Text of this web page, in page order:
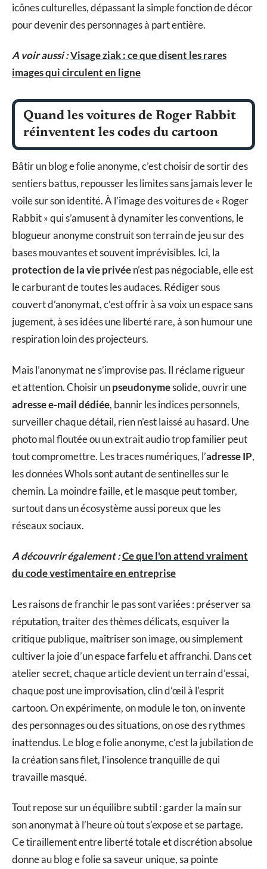
icônes culturelles, dépassant la simple fonction de décor
pour devenir des personnages à part entière.
A voir aussi :Visage ziak : ce que disent les rares
images qui circulent en ligne
Quand les voitures de Roger Rabbit
réinventent les codes du cartoon
Bâtir un blog e folie anonyme, c’est choisir de sortir des
sentiers battus, repousser les limites sans jamais lever le
voile sur son identité. À l’image des voitures de « Roger
Rabbit » qui s’amusent à dynamiter les conventions, le
blogueur anonyme construit son terrain de jeu sur des
bases mouvantes et souvent imprévisibles. Ici, la
protection de la vie privéen’est pas négociable, elle est
le carburant de toutes les audaces. Rédiger sous
couvert d’anonymat, c’est offrir à sa voix un espace sans
jugement, à ses idées une liberté rare, à son humour une
respiration loin des projecteurs.
Mais l’anonymat ne s’improvise pas. Il réclame rigueur
et attention. Choisir unpseudonymesolide, ouvrir une
adresse e-mail dédiée, bannir les indices personnels,
surveiller chaque détail, rien n’est laissé au hasard. Une
photo mal floutée ou un extrait audio trop familier peut
tout compromettre. Les traces numériques, l’adresse IP,
les données WhoIs sont autant de sentinelles sur le
chemin. La moindre faille, et le masque peut tomber,
surtout dans un écosystème aussi poreux que les
réseaux sociaux.
A découvrir également :Ce que l'on attend vraiment
du code vestimentaire en entreprise
Les raisons de franchir le pas sont variées : préserver sa
réputation, traiter des thèmes délicats, esquiver la
critique publique, maîtriser son image, ou simplement
cultiver la joie d’un espace farfelu et affranchi. Dans cet
atelier secret, chaque article devient un terrain d’essai,
chaque post une improvisation, clin d’œil à l’esprit
cartoon. On expérimente, on module le ton, on invente
des personnages ou des situations, on ose des rythmes
inattendus. Le blog e folie anonyme, c’est la jubilation de
la création sans filet, l’insolence tranquille de qui
travaille masqué.
Tout repose sur un équilibre subtil : garder la main sur
son anonymat à l’heure où tout s’expose et se partage.
Ce tiraillement entre liberté totale et discrétion absolue
donne au blog e folie sa saveur unique, sa pointe